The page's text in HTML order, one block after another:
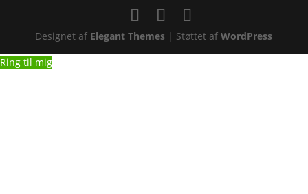
Designet af Elegant Themes | Støttet afWordPress
Ring til mig